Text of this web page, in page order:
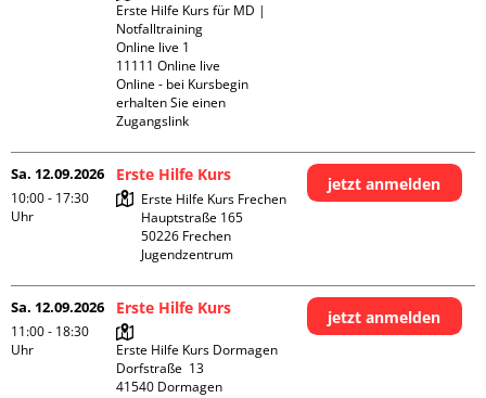
Erste Hilfe Kurs für MD |
Notfalltraining
Online live 1
11111 Online live
Online - bei Kursbegin
erhalten Sie einen
Zugangslink
Sa. 12.09.2026
10:00 - 17:30
Uhr
Erste Hilfe Kurs
Erste Hilfe Kurs Frechen
Hauptstraße 165
50226 Frechen
Jugendzentrum
jetzt anmelden
Sa. 12.09.2026
11:00 - 18:30
Uhr
Erste Hilfe Kurs
Erste Hilfe Kurs Dormagen
Dorfstraße  13
41540 Dormagen
jetzt anmelden